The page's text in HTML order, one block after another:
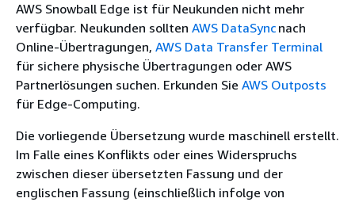
AWS Snowball Edge ist für Neukunden nicht mehr
verfügbar. Neukunden sollten AWS DataSync nach
Online-Übertragungen, AWS Data Transfer Terminal
für sichere physische Übertragungen oder AWS
Partnerlösungen suchen. Erkunden Sie AWS Outposts
für Edge-Computing.
Die vorliegende Übersetzung wurde maschinell erstellt.
Im Falle eines Konflikts oder eines Widerspruchs
zwischen dieser übersetzten Fassung und der
englischen Fassung (einschließlich infolge von